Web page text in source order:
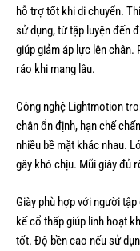
hỗ trợ tốt khi di chuyển.
sử dụng, từ tập luyện đến
giúp giảm áp lực lên chân.
ráo khi mang lâu.
Công nghệ Lightmotion
chân ổn định, hạn chế
nhiều bề mặt khác nhau.
gây khó chịu. Mũi giày đủ
Giày phù hợp với người
kế cổ thấp giúp linh hoạt
tốt. Độ bền cao nếu sử